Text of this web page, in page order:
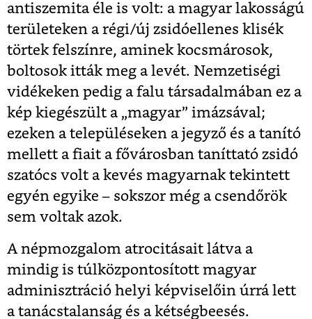
antiszemita éle is volt: a magyar lakosságú
területeken a régi/új zsidóellenes klisék
törtek felszínre, aminek kocsmárosok,
boltosok itták meg a levét. Nemzetiségi
vidékeken pedig a falu társadalmában ez a
kép kiegészült a „magyar” imázsával;
ezeken a településeken a jegyző és a tanító
mellett a fiait a fővárosban taníttató zsidó
szatócs volt a kevés magyarnak tekintett
egyén egyike – sokszor még a csendőrök
sem voltak azok.
A népmozgalom atrocitásait látva a
mindig is túlközpontosított magyar
adminisztráció helyi képviselőin úrrá lett
a tanácstalanság és a kétségbeesés.